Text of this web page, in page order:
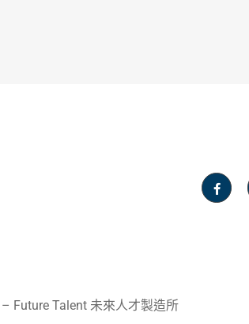
Future Talent 未來人才製造所